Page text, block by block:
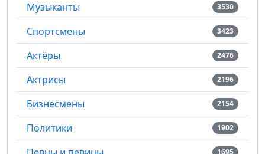
Музыканты 3530
Спортсмены 3423
Актёры 2476
Актрисы 2196
Бизнесмены 2154
Политики 1902
1695